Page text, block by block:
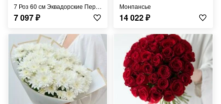
7 Роз 60 см Эквадорские Персиковые Шиммер
7 097₽
Монпансье
14 022₽